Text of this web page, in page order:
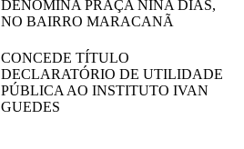
DENOMINA PRAÇA NINA DIAS,
NO BAIRRO MARACANÃ
CONCEDE TÍTULO
DECLARATÓRIO DE UTILIDADE
PÚBLICA AO INSTITUTO IVAN
GUEDES